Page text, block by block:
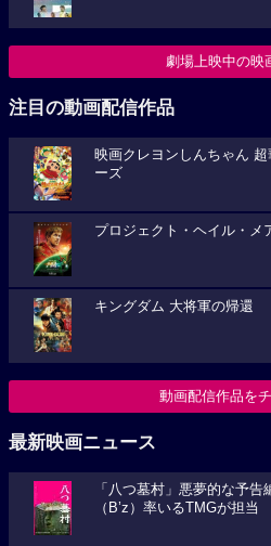
劇場上映中の映
注目の動画配信作品
映画クレヨンしんちゃん
ーズ
プロジェクト・ヘイル・メ
キングダム 大将軍の帰還
動画配信作品を
最新映画ニュース
「八つ墓村」悪夢的な予
（B’z）率いるTMGが担当